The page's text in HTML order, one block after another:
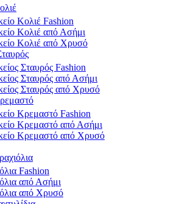
Κολιέ Fashion
Κολιέ από Ασήμι
Κολιέ από Χρυσό
Σταυρός Fashion
Σταυρός από Ασήμι
Σταυρός από Χρυσό
Κρεμαστό Fashion
Κρεμαστό από Ασήμι
Κρεμαστό από Χρυσό
Fashion
από Ασήμι
από Χρυσό